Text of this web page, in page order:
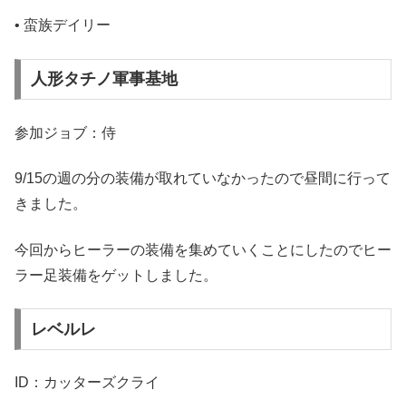
• 蛮族デイリー
人形タチノ軍事基地
参加ジョブ：侍
9/15の週の分の装備が取れていなかったので昼間に行って
きました。
今回からヒーラーの装備を集めていくことにしたのでヒー
ラー足装備をゲットしました。
レベルレ
ID：カッターズクライ